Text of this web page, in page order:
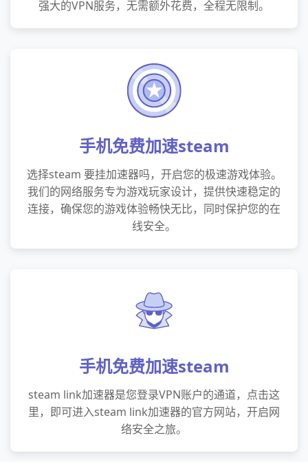
强大的VPN服务，无需额外花费，全程无限制。
手机免费加速steam
选择steam 要挂加速器吗，开启您的极速游戏体验。
我们的网络服务专为游戏玩家设计，提供快速稳定的
连接，确保您的游戏体验畅快无比，同时保护您的在
线安全。
手机免费加速steam
steam link加速器是您登录VPN账户的通道，点击这
里，即可进入steam link加速器的官方网站，开启网
络安全之旅。